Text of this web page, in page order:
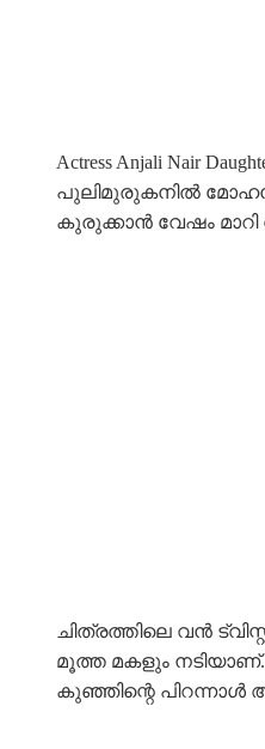
Actress Anjali Nair
പുലിമുരുകനിൽ
കുരുക്കാൻ വേഷം മാറി
ചിത്രത്തിലെ വൻ
മൂത്ത മകളും
കുഞ്ഞിന്റെ